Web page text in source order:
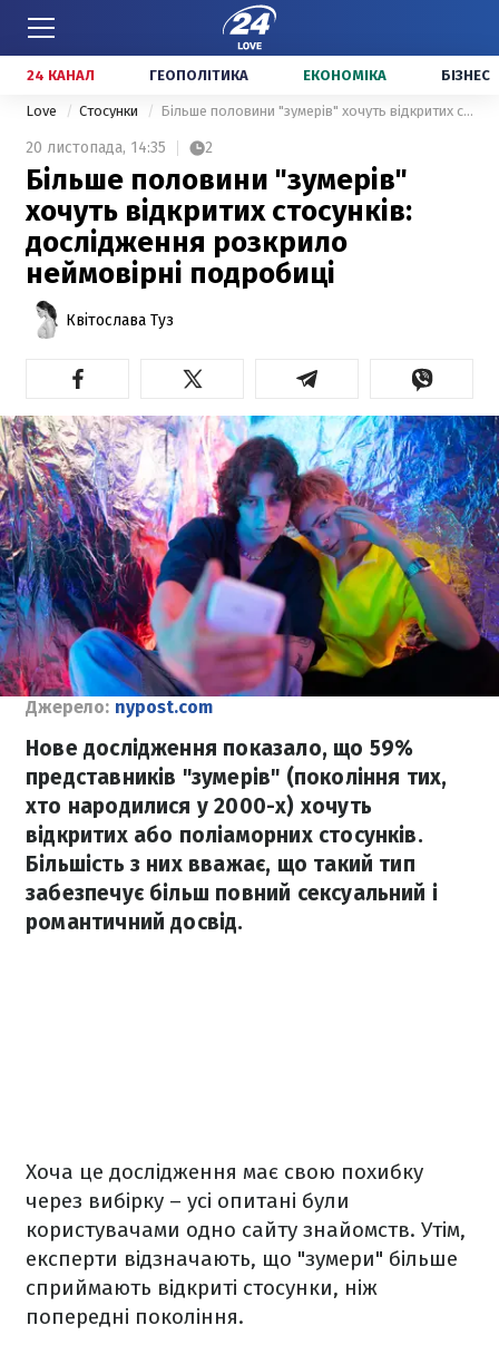
24 КАНАЛ ГЕОПОЛІТИКА ЕКОНОМІКА БІЗНЕС
Love Стосунки Більше половини "зумерів" хочуть відкритих стосунків: дослідження розкрило неймовірні подробиці
20 листопада, 14:35 2
Більше половини "зумерів"
хочуть відкритих стосунків:
дослідження розкрило
неймовірні подробиці
Квітослава Туз
Джерело: nypost.com
Нове дослідження показало, що 59%
представників "зумерів" (покоління тих,
хто народилися у 2000-х) хочуть
відкритих або поліаморних стосунків.
Більшість з них вважає, що такий тип
забезпечує більш повний сексуальний і
романтичний досвід.
Хоча це дослідження має свою похибку
через вибірку – усі опитані були
користувачами одно сайту знайомств. Утім,
експерти відзначають, що "зумери" більше
сприймають відкриті стосунки, ніж
попередні покоління.